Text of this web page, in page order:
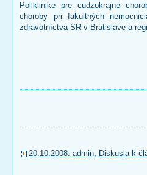
Poliklinike pre cudzokrajné
choroby pri fakultných
zdravotníctva SR v Bratislave a
20.10.2008: admin, Diskusia k